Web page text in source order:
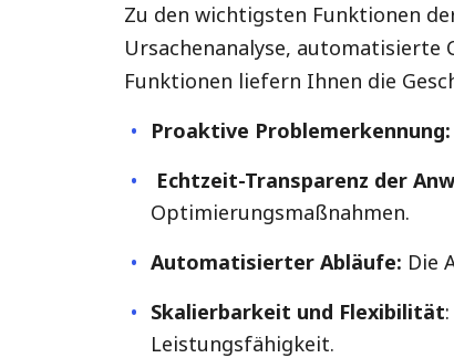
Zu den wichtigsten Funktionen
Ursachenanalyse, automatisierte
Funktionen liefern Ihnen die
Proaktive Problemerkennung:
Echtzeit-Transparenz der
Optimierungsmaßnahmen.
Automatisierter Abläufe: Die
Skalierbarkeit und Flexibilität
Leistungsfähigkeit.